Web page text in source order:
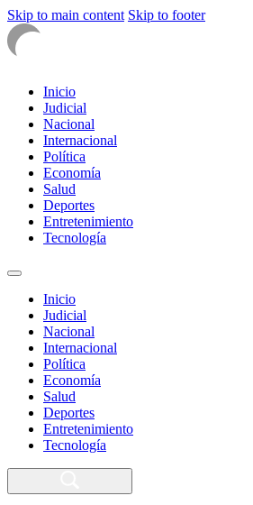
Skip to main content Skip to footer
Inicio
Judicial
Nacional
Internacional
Política
Economía
Salud
Deportes
Entretenimiento
Tecnología
Inicio
Judicial
Nacional
Internacional
Política
Economía
Salud
Deportes
Entretenimiento
Tecnología